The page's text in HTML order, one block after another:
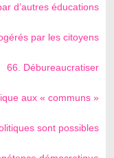
d’autres éducations
par les citoyens
66. Débureaucratiser
aux « communs »
sont possibles